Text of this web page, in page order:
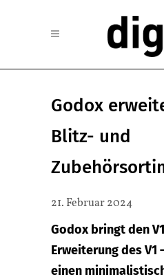
Godox
Blitz- und
21. Februar 2024
Godox bringt den
Erweiterung des V1
einen